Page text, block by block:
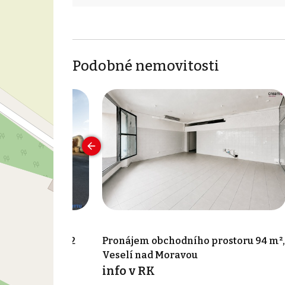
Podobné nemovitosti
prostoru 702
Pronájem obchodního prostoru 94 m²,
Veselí nad Moravou
info v RK